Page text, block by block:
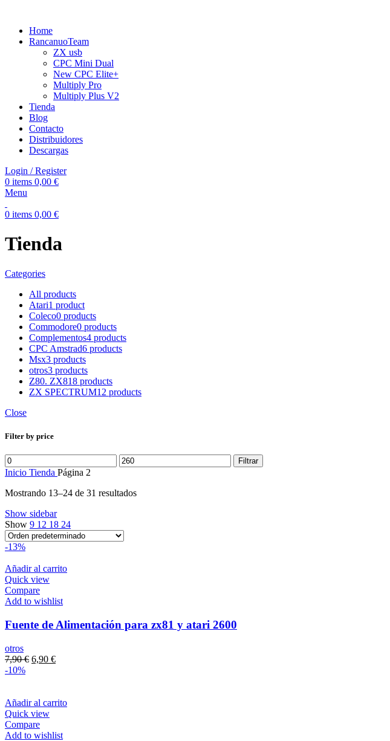
Home
RancanuoTeam
ZX usb
CPC Mini Dual
New CPC Elite+
Multiply Pro
Multiply Plus V2
Tienda
Blog
Contacto
Distribuidores
Descargas
Login / Register
0 items 0,00 €
Menu
0 items 0,00 €
Tienda
Categories
All products
Atari1 product
Coleco0 products
Commodore0 products
Complementos4 products
CPC Amstrad6 products
Msx3 products
otros3 products
Z80. ZX818 products
ZX SPECTRUM12 products
Close
Filter by price
Precio
mínimo
Precio
máximo
Filtrar
Inicio Tienda Página 2
Mostrando 13–24 de 31 resultados
Show sidebar
Show 9 12 18 24
-13%
Añadir al carrito
Quick view
Compare
Add to wishlist
Fuente de Alimentación para zx81 y atari 2600
otros
7,90€ El
7,90 €.
6,90 €El
6,90 €.
-10%
Añadir al carrito
Quick view
Compare
Add to wishlist